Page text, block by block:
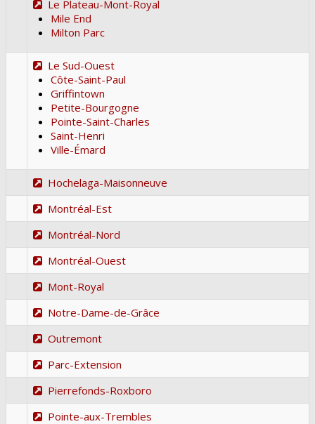
Le Plateau-Mont-Royal
Mile End
Milton Parc
Le Sud-Ouest
Côte-Saint-Paul
Griffintown
Petite-Bourgogne
Pointe-Saint-Charles
Saint-Henri
Ville-Émard
Hochelaga-Maisonneuve
Montréal-Est
Montréal-Nord
Montréal-Ouest
Mont-Royal
Notre-Dame-de-Grâce
Outremont
Parc-Extension
Pierrefonds-Roxboro
Pointe-aux-Trembles